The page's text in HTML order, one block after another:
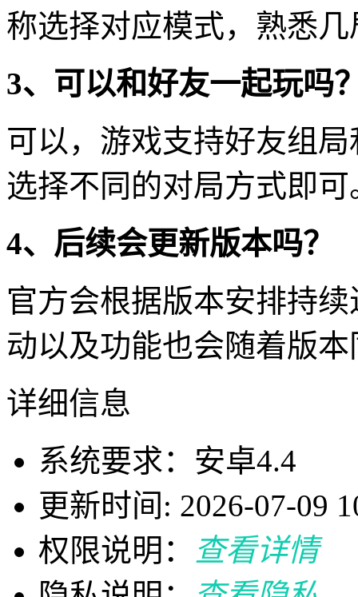
称选择对应模式，熟悉
3、可以和好友一起玩吗
可以，游戏支持好友组
选择不同的对局方式即可
4、后续会更新版本吗？
官方会根据版本安排持
动以及功能也会随着版
详细信息
系统要求：安卓4.4
更新时间: 2026-07-09
权限说明：
查看详情